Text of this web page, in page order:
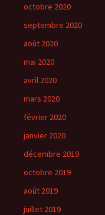
octobre 2020
septembre 2020
août 2020
mai 2020
avril 2020
mars 2020
février 2020
janvier 2020
décembre 2019
octobre 2019
août 2019
juillet 2019